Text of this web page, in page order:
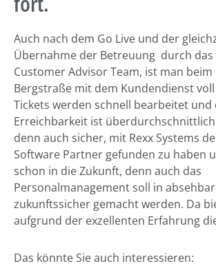
Auch nach dem Go Live und der
Übernahme der Betreuung durch das
Customer Advisor Team, ist man beim
Bergstraße mit dem Kundendienst
Tickets werden schnell bearbeitet und
Erreichbarkeit ist
denn auch sicher, mit Rexx Systems
Software Partner gefunden zu haben
schon in die Zukunft, denn auch das
Personalmanagement soll in
zukunftssicher gemacht werden. Da
aufgrund der exzellenten Erfahrung
Das könnte Sie auch interessieren: